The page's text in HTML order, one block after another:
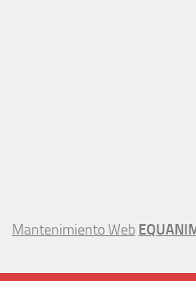
Mantenimiento Web